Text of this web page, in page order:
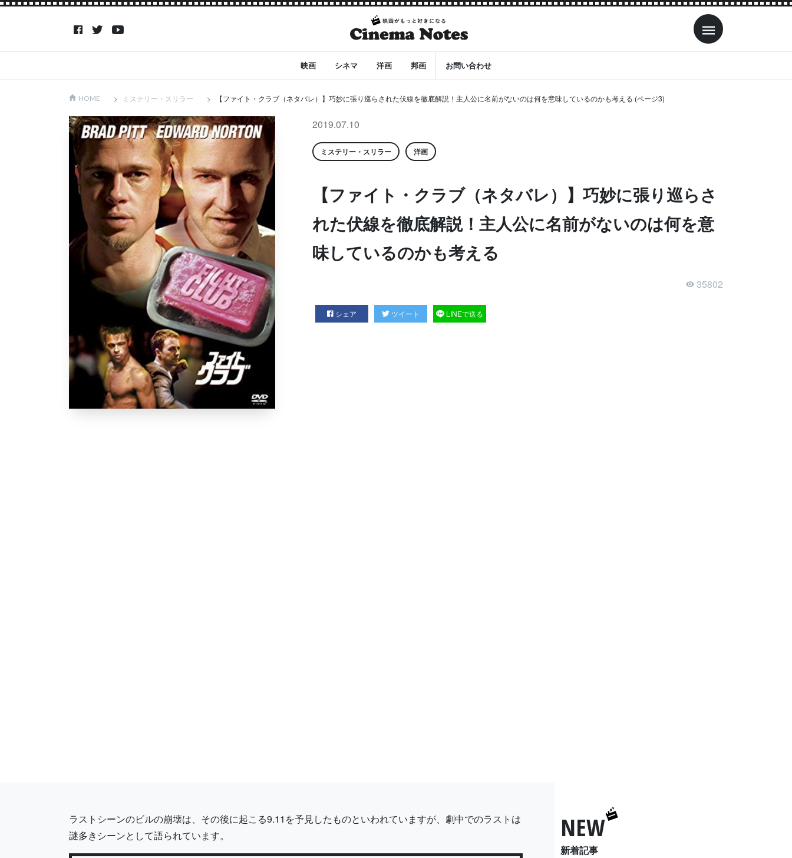
映画 シネマ 洋画 邦画 お問い合わせ
HOME ミステリー・スリラー 【ファイト・クラブ（ネタバレ）】巧妙に張り巡らされた伏線を徹底解説！主人公に名前がないのは何を意味しているのかも考える (ページ3)
2019.07.10
ミステリー・スリラー 洋画
【ファイト・クラブ（ネタバレ）】巧妙に張り巡らさ
れた伏線を徹底解説！主人公に名前がないのは何を意
味しているのかも考える
35802
シェア ツイート LINEで送る
ラストシーンのビルの崩壊は、その後に起こる9.11を予見したものといわれていますが、劇中でのラストは
謎多きシーンとして語られています。
NEW
新着記事